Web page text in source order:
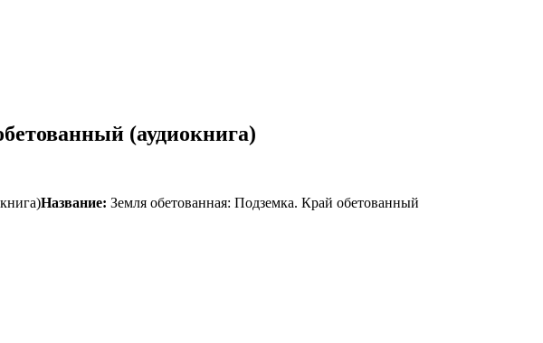
(аудиокнига)
Название: Земля обетованная: Подземка. Край обетованный